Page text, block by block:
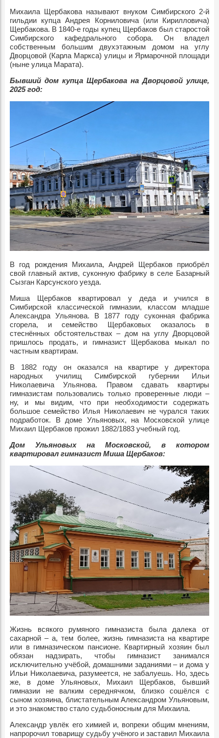
Михаила Щербакова называют внуком Симбирского 2-й
гильдии купца Андрея Корниловича (или Кирилловича)
Щербакова. В 1840-е годы купец Щербаков был старостой
Симбирского кафедрального собора. Он владел
собственным большим двухэтажным домом на углу
Дворцовой (Карла Маркса) улицы и Ярмарочной площади
(ныне улица Марата).
Бывший дом купца Щербакова на Дворцовой улице,
2025 год:
В год рождения Михаила, Андрей Щербаков приобрёл
свой главный актив, суконную фабрику в селе Базарный
Сызган Карсунского уезда.
Миша Щербаков квартировал у деда и учился в
Симбирской классической гимназии, классом младше
Александра Ульянова. В 1877 году суконная фабрика
сгорела, и семейство Щербаковых оказалось в
стеснённых обстоятельствах – дом на углу Дворцовой
пришлось продать, и гимназист Щербакова мыкал по
частным квартирам.
В 1882 году он оказался на квартире у директора
народных училищ Симбирской губернии Ильи
Николаевича Ульянова. Правом сдавать квартиры
гимназистам пользовались только проверенные люди –
ну, и мы видим, что при необходимости содержать
большое семейство Илья Николаевич не чурался таких
подработок. В доме Ульяновых, на Московской улице
Михаил Щербаков прожил 1882/1883 учебный год.
Дом Ульяновых на Московской, в котором
квартировал гимназист Миша Щербаков:
Жизнь всякого румяного гимназиста была далека от
сахарной – а, тем более, жизнь гимназиста на квартире
или в гимназическом пансионе. Квартирный хозяин был
обязан надзирать, чтобы гимназист занимался
исключительно учёбой, домашними заданиями – и дома у
Ильи Николаевича, разумеется, не забалуешь. Но, здесь
же, в доме Ульяновых, Михаил Щербаков, бывший
гимназии не валким середнячком, близко сошёлся с
сыном хозяина, блистательным Александром Ульяновым,
и это знакомство стало судьбоносным для Михаила.
Александр увлёк его химией и, вопреки общим мнениям,
напророчил товарищу судьбу учёного и заставил Михаила